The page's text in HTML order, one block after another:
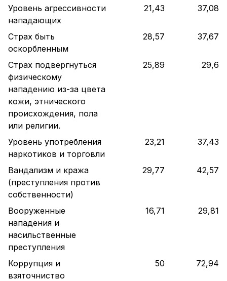
Уровень агрессивности
нападающих
21,43 37,08
Страх быть
оскорбленным
28,57 37,67
Страх подвергнуться
физическому
нападению из-за цвета
кожи, этнического
происхождения, пола
или религии.
25,89 29,6
Уровень употребления
наркотиков и торговли
23,21 37,43
Вандализм и кража
(преступления против
собственности)
29,77 42,57
Вооруженные
нападения и
насильственные
преступления
16,71 29,81
Коррупция и
взяточниство
50 72,94